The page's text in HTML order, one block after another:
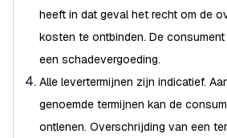
heeft in dat geval het recht om de
kosten te ontbinden. De
een schadevergoeding.
Alle levertermijnen zijn indicatief.
genoemde termijnen kan de
ontlenen. Overschrijding van een